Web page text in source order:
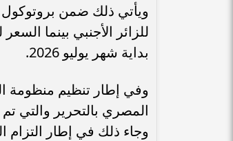
بداية شهر يوليو 2026.
وفي إطار تنظيم منظومة
المصري بالتحرير والتي
وجاء ذلك في إطار التزام